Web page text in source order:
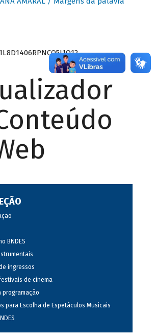
BNDES
ingressos
de cinema
programação
para Escolha de Espetáculos Musicais